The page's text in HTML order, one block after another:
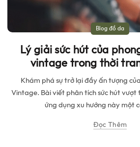
Blog đồ da
Lý giải sức hút của
vintage trong thời
Khám phá sự trở lại đầy ấn tượng
Vintage. Bài viết phân tích sức hút vượt
ứng dụng xu hướng này một
Đọc Thêm